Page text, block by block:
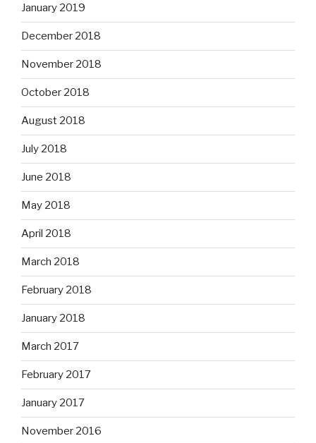
January 2019
December 2018
November 2018
October 2018
August 2018
July 2018
June 2018
May 2018
April 2018
March 2018
February 2018
January 2018
March 2017
February 2017
January 2017
November 2016